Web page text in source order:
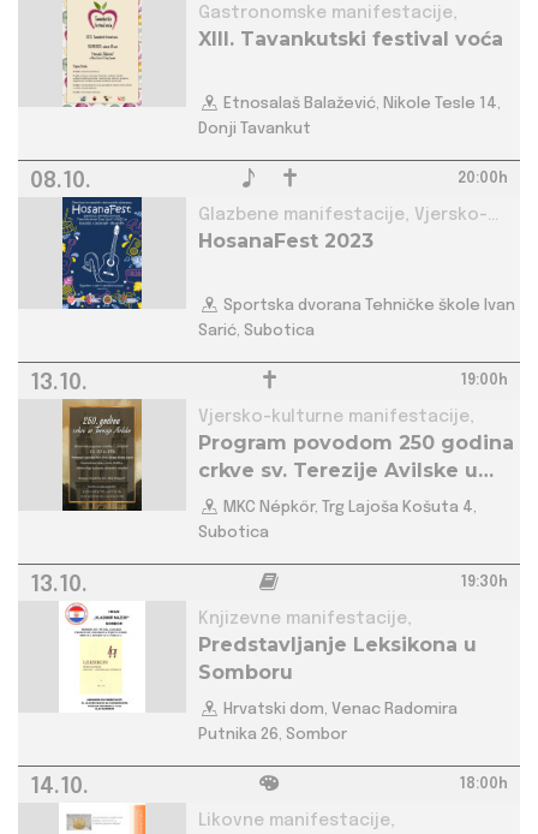
Gastronomske manifestacije,
XIII. Tavankutski festival voća
Etnosalaš Balažević, Nikole Tesle 14,
Donji Tavankut
08.10. 20:00h
Glazbene manifestacije, Vjersko-
kulturne manifestacije,
HosanaFest 2023
Sportska dvorana Tehničke škole Ivan
Sarić, Subotica
13.10. 19:00h
Vjersko-kulturne manifestacije,
Program povodom 250 godina
crkve sv. Terezije Avilske u
Subotici
MKC Népkőr, Trg Lajoša Košuta 4,
Subotica
13.10. 19:30h
Knjizevne manifestacije,
Predstavljanje Leksikona u
Somboru
Hrvatski dom, Venac Radomira
Putnika 26, Sombor
14.10. 18:00h
Likovne manifestacije,